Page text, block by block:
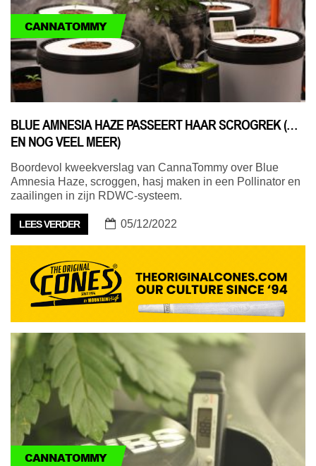
CANNATOMMY
BLUE AMNESIA HAZE PASSEERT HAAR SCROGREK (…
EN NOG VEEL MEER)
Boordevol kweekverslag van CannaTommy over Blue
Amnesia Haze, scroggen, hasj maken in een Pollinator en
zaailingen in zijn RDWC-systeem.
LEES VERDER 05/12/2022
CANNATOMMY